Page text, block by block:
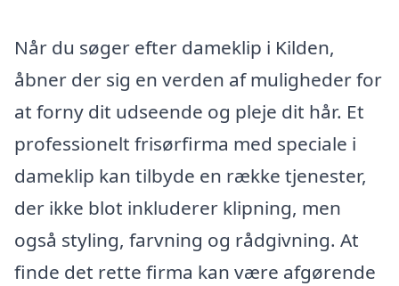
Når du søger efter dameklip i Kilden,
åbner der sig en verden af muligheder for
at forny dit udseende og pleje dit hår. Et
professionelt frisørfirma med speciale i
dameklip kan tilbyde en række tjenester,
der ikke blot inkluderer klipning, men
også styling, farvning og rådgivning. At
finde det rette firma kan være afgørende